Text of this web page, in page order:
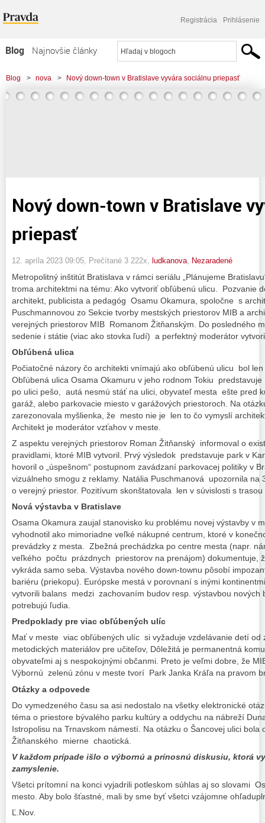
Registrácia Prihlásenie
Blog
Najnovšie články
Najčítanejšie články
Najkomentovanejšie články
Blog > nova > Nový down-town v Bratislave vyvára sociálnu priepasť
Nový down-town v Bratislave
priepasť
12. apríla 2023 09:05 , Prečítané 3 222x, ludkanova Nezaradené
Metropolitný inštitút Bratislava v rámci seriálu „Plánujeme
troma architektmi na tému: Ako vytvoriť obľúbenú ulicu. Pozvanie
architekt, publicista a pedagóg Osamu Okamura, spoločne s
Puschmannovou zo Sekcie tvorby mestských priestorov MIB a
verejných priestorov MIB Romanom Žitňanským. Do posledného
sedenie i státie (viac ako stovka ľudí) a perfektný moderátor
Obľúbená ulica
Počiatočné názory čo architekti vnímajú ako obľúbenú ulicu bol
Obľúbená ulica Osama Okamuru v jeho rodnom Tokiu
po ulici pešo, autá nesmú stáť na ulici, obyvateľ mesta ešte pred
garáž, alebo parkovacie miesto v garážových priestoroch. Na
zarezonovala myšlienka, že mesto nie je len to čo vymyslí
Architekt je moderátor vzťahov v meste.
Z aspektu verejných priestorov Roman Žitňanský informoval o
pravidlami, ktoré MIB vytvoril. Prvý výsledok predstavuje park v
hovoril o „úspešnom“ postupnom zavádzaní parkovacej politiky v
vizuálneho smogu z reklamy. Natália Puschmanová upozornila na
o verejný priestor. Pozitívum skonštatovala len v súvislosti s
Nová výstavba v Bratislave
Osama Okamura zaujal stanovisko ku problému novej výstavby v
vyhodnotil ako mimoriadne veľké nákupné centrum, ktoré v
prevádzky z mesta. Zbežná prechádzka po centre mesta (napr.
veľkého počtu prázdnych priestorov na prenájom) dokumentuje,
vykráda samo seba. Výstavba nového down-townu pôsobí
bariéru (priekopu). Európske mestá v porovnaní s inými
vytvorili balans medzi zachovaním budov resp. výstavbou nových
potrebujú ľudia.
Predpoklady pre viac obľúbených ulíc
Mať v meste viac obľúbených ulíc si vyžaduje vzdelávanie detí od
metodických materiálov pre učiteľov, Dôležitá je permanentná
obyvateľmi aj s nespokojnými občanmi. Preto je veľmi dobre, že
Výbornú zelenú zónu v meste tvorí Park Janka Kráľa na pravom
Otázky a odpovede
Do vymedzeného času sa asi nedostalo na všetky elektronické
téma o priestore bývalého parku kultúry a oddychu na nábreží
Istropolisu na Trnavskom námestí. Na otázku o Šancovej ulici bola
Žitňanského mierne chaotická.
V každom prípade išlo o výbornú a prínosnú diskusiu, ktorá
zamyslenie.
Všetci prítomní na konci vyjadrili potleskom súhlas aj so slovami
mesto. Aby bolo šťastné, mali by sme byť všetci vzájomne
Ľ.Nov.